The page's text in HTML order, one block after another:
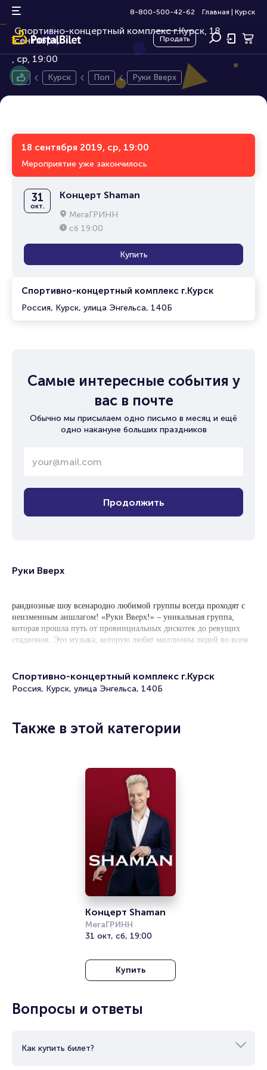
8-800-500-42-62 Главная Курск
Продать
Руки Вверх
Спортивно-концертный комплекс г.Курск, 18
сентября,
ср, 19:00
Курск Поп Руки Вверх
18 сентября 2019, ср, 19:00
Мероприятие уже закончилось
Спортивно-концертный комплекс г.Курск
Россия, Курск, улица Энгельса, 140Б
31
окт.
Концерт Shaman
МегаГРИНН
сб 19:00
Купить
Самые интересные события у
вас в почте
Обычно мы присылаем одно письмо в месяц и ещё
одно накануне больших праздников
Продолжить
Руки Вверх
рандиозные шоу всенародно любимой группы всегда проходят с
неизменным аншлагом! «Руки Вверх!» – уникальная группа,
которая прошла путь от провинциальных дискотек до ревущих
стадионов. Это музыка, которую любят миллионы людей во всем
Новая программа, неизменные хиты, уникальные световые и
видео инсталляции, специальные звездные гости концерта - все
Спортивно-концертный комплекс г.Курск
Россия, Курск, улица Энгельса, 140Б
Также в этой категории
Концерт Shaman
МегаГРИНН
31 окт, сб, 19:00
Купить
Вопросы и ответы
Как купить билет?